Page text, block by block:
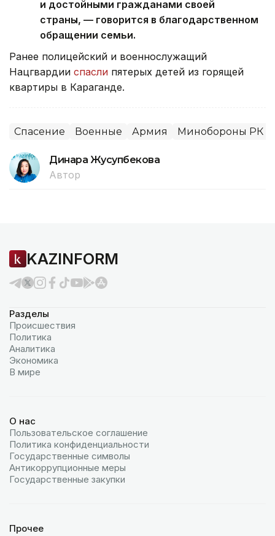
и достойными гражданами своей
страны, — говорится в благодарственном
обращении семьи.
Ранее полицейский и военнослужащий
Нацгвардии спасли пятерых детей из горящей
квартиры в Караганде.
Спасение Военные Армия Минобороны РК
Динара Жусупбекова
Автор
KAZINFORM
Разделы
Происшествия
Политика
Аналитика
Экономика
В мире
О нас
Пользовательское соглашение
Политика конфиденциальности
Государственные символы
Антикоррупционные меры
Государственные закупки
Прочее